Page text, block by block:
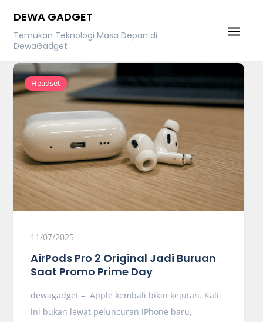
content
DEWA GADGET
Temukan Teknologi Masa Depan di
DewaGadget
Headset
11/07/2025
AirPods Pro 2 Original Jadi Buruan
Saat Promo Prime Day
dewagadget – Apple kembali bikin kejutan. Kali
ini bukan lewat peluncuran iPhone baru,